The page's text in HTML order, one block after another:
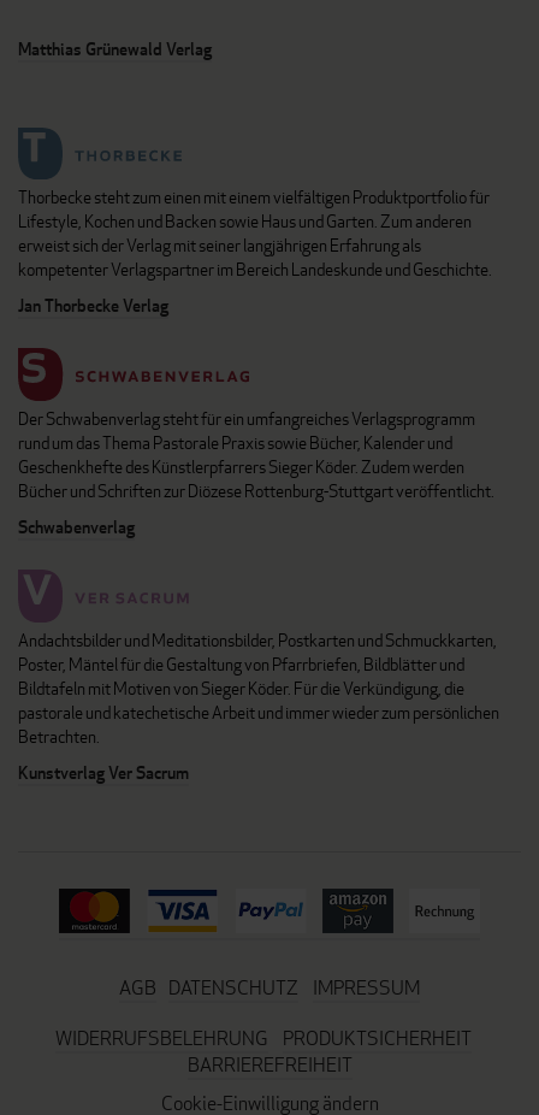
Matthias Grünewald Verlag
Thorbecke steht zum einen mit einem vielfältigen Produktportfolio für
Lifestyle, Kochen und Backen sowie Haus und Garten. Zum anderen
erweist sich der Verlag mit seiner langjährigen Erfahrung als
kompetenter Verlagspartner im Bereich Landeskunde und Geschichte.
Jan Thorbecke Verlag
Der Schwabenverlag steht für ein umfangreiches Verlagsprogramm
rund um das Thema Pastorale Praxis sowie Bücher, Kalender und
Geschenkhefte des Künstlerpfarrers Sieger Köder. Zudem werden
Bücher und Schriften zur Diözese Rottenburg-Stuttgart veröffentlicht.
Schwabenverlag
Andachtsbilder und Meditationsbilder, Postkarten und Schmuckkarten,
Poster, Mäntel für die Gestaltung von Pfarrbriefen, Bildblätter und
Bildtafeln mit Motiven von Sieger Köder. Für die Verkündigung, die
pastorale und katechetische Arbeit und immer wieder zum persönlichen
Betrachten.
Kunstverlag Ver Sacrum
AGB DATENSCHUTZ
IMPRESSUM
WIDERRUFSBELEHRUNG
PRODUKTSICHERHEIT
BARRIEREFREIHEIT
Cookie-Einwilligung ändern